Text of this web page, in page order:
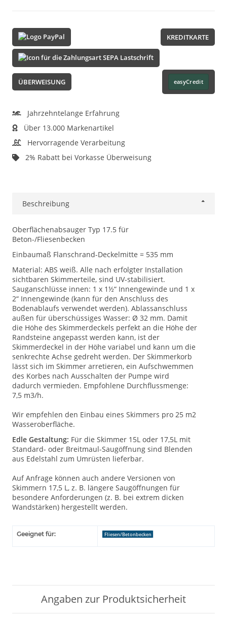
KREDITKARTE
ÜBERWEISUNG easyCredit
Jahrzehntelange Erfahrung
Über 13.000 Markenartikel
Hervorragende Verarbeitung
2% Rabatt bei Vorkasse Überweisung
Beschreibung
Oberflächenabsauger Typ 17.5 für
Beton-/Fliesenbecken
Einbaumaß Flanschrand-Deckelmitte = 535 mm
Material: ABS weiß. Alle nach erfolgter Installation
sichtbaren Skimmerteile, sind UV-stabilisiert.
Sauganschlüsse innen: 1 x 1½“ Innengewinde und 1 x
2“ Innengewinde (kann für den Anschluss des
Bodenablaufs verwendet werden). Ablassanschluss
außen für überschüssiges Wasser: Ø 32 mm. Damit
die Höhe des Skimmerdeckels perfekt an die Höhe der
Randsteine angepasst werden kann, ist der
Skimmerdeckel in der Höhe variabel und kann um die
senkrechte Achse gedreht werden. Der Skimmerkorb
lässt sich im Skimmer arretieren, ein Aufschwemmen
des Korbes nach Ausschalten der Pumpe wird
dadurch vermieden. Empfohlene Durchflussmenge:
7,5 m3/h.
Wir empfehlen den Einbau eines Skimmers pro 25 m2
Wasseroberfläche.
Edle Gestaltung: Für die Skimmer 15L oder 17,5L mit
Standard- oder Breitmaul-Saugöffnung sind Blenden
aus Edelstahl zum Umrüsten lieferbar.
Auf Anfrage können auch andere Versionen von
Skimmern 17,5 L, z. B. längere Saugöffnungen für
besondere Anforderungen (z. B. bei extrem dicken
Wandstärken) hergestellt werden.
Geeignet für: Fliesen/Betonbecken
Angaben zur Produktsicherheit